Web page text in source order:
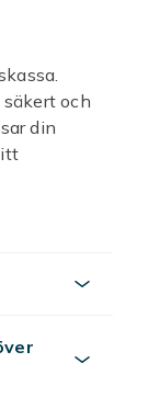
och
din
4-6
med